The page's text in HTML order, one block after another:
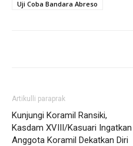
Uji Coba Bandara Abreso
Artikulli paraprak
Kunjungi Koramil Ransiki,
Kasdam XVIII/Kasuari Ingatkan
Anggota Koramil Dekatkan Diri